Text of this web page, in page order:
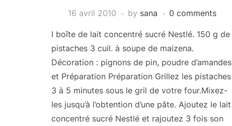
16 avril 2010 by sana 0 comments
I boîte de lait concentré sucré Nestlé. 150 g de
pistaches 3 cuil. à soupe de maizena.
Décoration : pignons de pin, poudre d’amandes
et Préparation Préparation Grillez les pistaches
3 à 5 minutes sous le gril de votre four.Mixez-
les jusqu’à l’obtention d’une pâte. Ajoutez le lait
concentré sucré Nestlé et rajoutez 3 fois son